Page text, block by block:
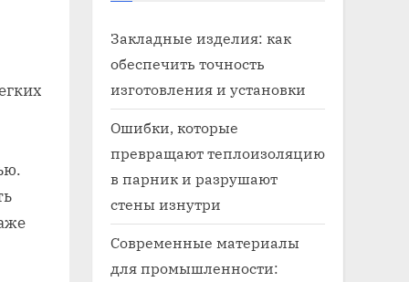
Закладные изделия: как
обеспечить точность
изготовления и установки
Ошибки, которые
превращают теплоизоляцию
в парник и разрушают
стены изнутри
Современные материалы
для промышленности: